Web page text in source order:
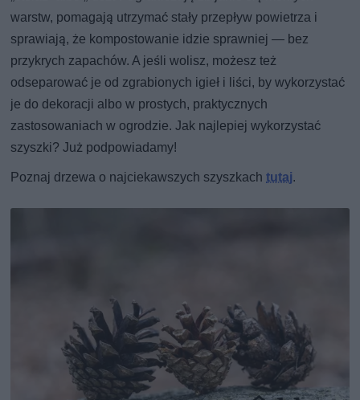
warstw, pomagają utrzymać stały przepływ powietrza i
sprawiają, że kompostowanie idzie sprawniej — bez
przykrych zapachów. A jeśli wolisz, możesz też
odseparować je od zgrabionych igieł i liści, by wykorzystać
je do dekoracji albo w prostych, praktycznych
zastosowaniach w ogrodzie. Jak najlepiej wykorzystać
szyszki? Już podpowiadamy!
Poznaj drzewa o najciekawszych szyszkachtutaj.